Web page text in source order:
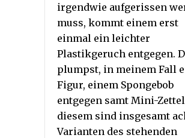
irgendwie aufgerissen
muss, kommt einem erst
einmal ein leichter
Plastikgeruch entgegen.
plumpst, in meinem Fall
Figur, einem Spongebob
entgegen samt Mini-
diesem sind insgesamt
Varianten des stehenden